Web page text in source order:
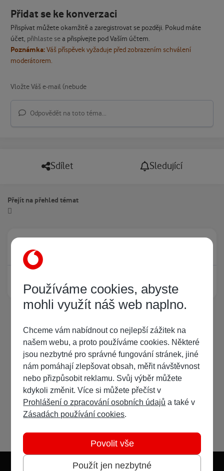
Přidat se ke konverzaci
Přispívat můžete okamžitě a zaregistrovat se později. Pokud máte
účet, přihlaste sea přispívejte pod Vaším účtem.
Poznámka:Váš příspěvek vyžaduje před zobrazením schválení
moderátorem.
Odpovědět na toto téma...
Sdílet Sledující
Přejít na přehled témat
Právě prohlíží tuto stránku
Žádný registrovaný uživatel si neprohlíží tuto stránku
Používáme cookies, abyste
mohli využít náš web naplno.
Chceme vám nabídnout co nejlepší zážitek na
našem webu, a proto používáme cookies. Některé
jsou nezbytné pro správné fungování stránek, jiné
nám pomáhají zlepšovat obsah, měřit návštěvnost
nebo přizpůsobit reklamu. Svůj výběr můžete
kdykoli změnit. Více si můžete přečíst v
Prohlášení o zpracování osobních údajů a také v
Zásadách používání cookies.
Použít jen nezbytné
Povolit vše